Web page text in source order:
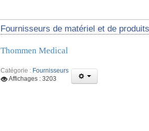
Fournisseurs de matériel et de
Thommen Medical
Catégorie : Fournisseurs
Affichages : 3203